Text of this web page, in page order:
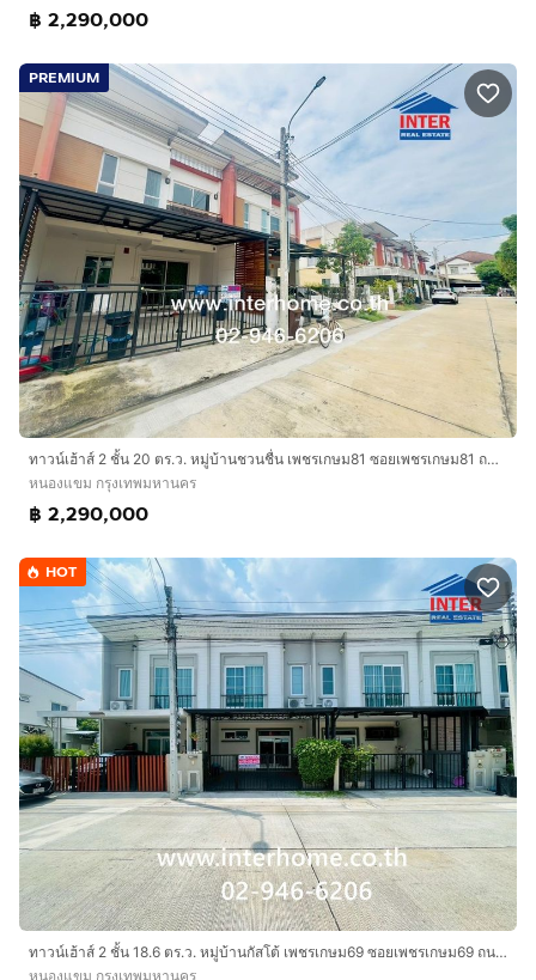
Interhome Realty Estate
www.interhome.co.th
โทร.กดเพื่อดูเบอร์โทร xxxxxx206
https://www.interhome.co.th/propertydetail.php?
propcode=67380
฿ 2,290,000
PREMIUM
ทาวน์เฮ้าส์ 2 ชั้น 20 ตร.ว. หมู่บ้านชวนชื่น เพชรเกษม81 ซอยเพชรเกษม81 ถนนเพชรเกษม ถนนมาเจริญ ถนนพุทธมณฑลสาย4 เขตหนองแขม กรุงเทพมหานคร
หนองแขม กรุงเทพมหานคร
฿ 2,290,000
HOT
ทาวน์เฮ้าส์ 2 ชั้น 18.6 ตร.ว. หมู่บ้านกัสโต้ เพชรเกษม69 ซอยเพชรเกษม69 ถนนเลียบคลองภาษีเจริญฝั่งใต้ ถนนซอยเพชรเกษม69 เขตหนองแขม กรุงเทพมหานคร
หนองแขม กรุงเทพมหานคร